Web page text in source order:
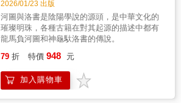
2026/01/23 出版
河圖與洛書是陰陽學說的源頭，是中華文化的
璀璨明珠，各種古籍在對其起源的描述中都有
龍馬負河圖和神龜馱洛書的傳說。
79 折 特價 948 元
加入購物車